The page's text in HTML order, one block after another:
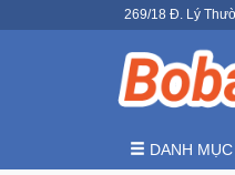
269/18 Đ. Lý
DANH